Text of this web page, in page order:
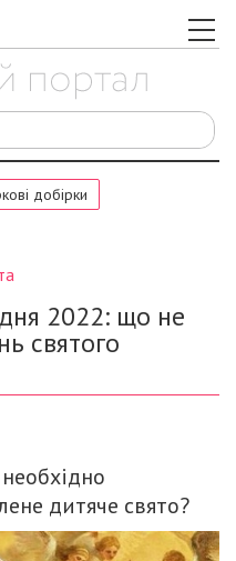
добірки
2022: що не
святого
дитяче свято?